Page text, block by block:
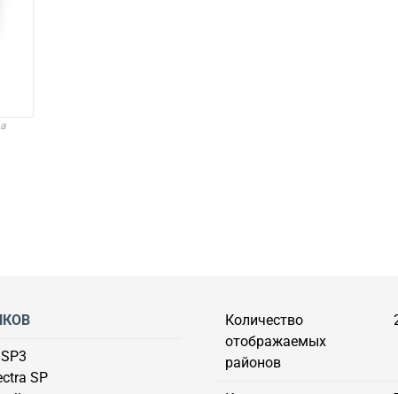
SP
Количество
отображаемых
районов